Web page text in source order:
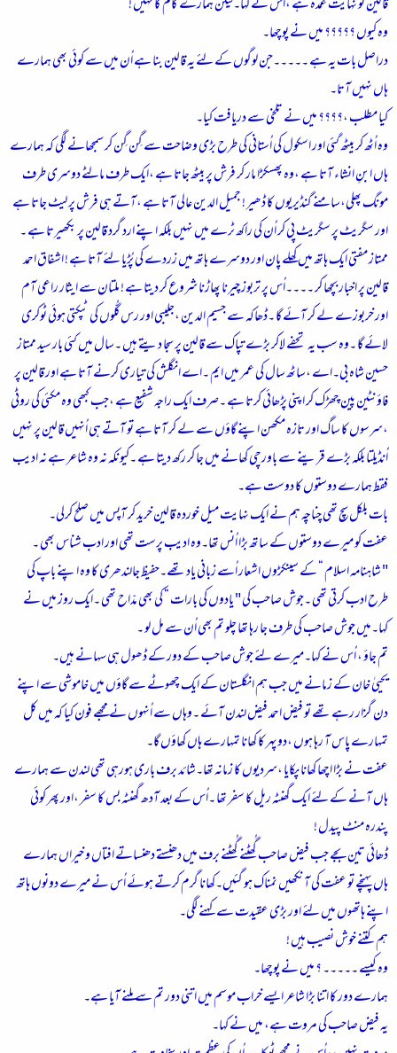
قالین تو نہایت عمدہ ہے ،اُس نے کہا۔لیکن ہمارے کام کا نہیں !
وہ کیوں ؟؟؟؟؟ میں نے پوچھا۔
دراصل بات یہ ہے ۔۔۔۔۔جن لوگوں کے لئے یہ قالین بنا ہے اُن میں سے کوئی بھی ہمارے
ہاں نہیں آتا۔
کیا مطلب ،؟؟؟؟ میں نے تلخی سے دریافت کیا۔
وہ اُٹھ کر بیٹھ گئی اور اسکول کی اُستانی کی طرح بڑی وضاحت سے گِن گِن کر سمجھانے لگی کہ ہمارے
ہاں ابنِ انشاء آتا ہے ،وہ پھسکڑا مار کر فرش پر بیٹھ جاتا ہے ،ایک طرف مالٹے دوسری طرف
مونگ پھلی،سامنے گنڈیریوں کا ڈھیر ! جمیل الدین عالی آتا ہے ،آتے ہی فرش پر لیٹ جاتا ہے
اور سگریٹ پر سگریٹ پی کر اُن کی راکھ ٹرے میں نہیں بلکہ اپنے ارد گرد قالین پر بکھیرتا ہے ۔
ممتاز مفتی ایک ہاتھ میں کھلے پان اور دوسرے ہاتھ میں زردے کی پُڑیا لئے آتا ہے ! اشفاق احمد
قالین پر اخبار بچھا کر ۔۔۔۔اُس پر تربوز چیرنا پھاڑنا شروع کر دیتا ہے ! ملتان سے ایثار راعی آم
اور خربوزے لے کر آئے گا ۔ڈھاکہ سے جسیم الدین ،جلیبی اور رس گُلّوں کی ٹپکتی ہوئی ٹوکری
لائے گا ۔وہ سب یہ تحفے لاکر بڑے تپاک سے قالین پر سجا دیتے ہیں ۔سال میں کئی بار سید ممتاز
حسین شاہ بی۔اے ،ساٹھ سال کی عمر میں ایم ۔اے انگلش کی تیاری کرنے آتا ہے اور قالین پر
فاؤنٹین پین چھڑک کر اپنی پڑھائی کرتا ہے ۔صرف ایک راجہ شفیع ہے ،جب کبھی وہ مکئی کی روٹی
،سرسوں کا ساگ اور تازہ مکھن اپنے گاؤں سے لے کر آتا ہے تو آتے ہی اُنہیں قالین پر نہیں
اُنڈیلتا بلکہ بڑے قرینے سے باورچی کھانے میں جا کر رکھ دیتا ہے ۔کیونکہ نہ وہ شاعر ہے نہ ادیب
فقط ہمارے دوستوں کا دوست ہے۔
بات بلکل سچ تھی چناچہ ہم نے ایک نہایت میل خوردہ قالین خرید کر آپس میں صلح کرلی۔
عفت کو میرے دوستوں کے ساتھ بڑا اُنس تھا۔وہ ادیب پرست تھی اور ادب شناس بھی ۔
" شاہنامہ اسلام “ کے سینکڑوں اشعار اُسے زبانی یاد تھے۔حفیظ جالندھری کا وہ اپنے باپ کی
طرح ادب کرتی تھی ۔جوش صاحب کی " یادوں کی بارات “ کی بھی مدّاح تھی ۔ایک روز میں نے
کہا۔میں جوش صاحب کی طرف جا رہا تھا چلو تم بھی اُن سے مل لو ۔
تم جاؤ ، اُس نے کہا۔میرے لئے جوش صاحب کے دور کے ڈھول ہی سہانے ہیں۔
یحییٰ خان کے زمانے میں جب ہم انگلستان کے ایک چھوٹے سے گاؤں میں خاموشی سے اپنے
دن گزار رہے تھے تو فیض احمد فیض لندن آئے ۔وہاں سے اُنہوں نے مجھے فون کیا کہ میں کل
تمہارے پاس آ رہا ہوں ،دوپہر کا کھانا تمہارے ہاں کھاؤں گا۔
عفت نے بڑا اچھا کھانا پکایا ،سردیوں کا زمانہ تھا۔شائد برف باری ہورہی تھی لندن سے ہمارے
ہاں آنے کے لئے ایک گھنٹہ ریل کا سفر تھا ۔اُس کے بعد آدھ گھنٹہ بس کا سفر ،اور پھر کوئی
پندرہ منٹ پیدل !
ڈھائی تین بجے جب فیض صاحب گُھٹنے گُھٹنے برف میں دھنستے دھنساتے افتاں و خیراں ہمارے
ہاں پہنچے تو عفت کی آنکھیں نمناک ہو گئیں۔کھانا گرم کرتے ہوئے اُس نے میرے دونوں ہاتھ
اپنے ہاتھوں میں لئے اور بڑی عقیدت سے کہنے لگی۔
ہم کتنے خوش نصیب ہیں !
وہ کیسے ۔۔۔۔۔ ؟ میں نے پوچھا۔
ہمارے دور کا اتنا بڑا شاعر ایسے خراب موسم میں اتنی دور تم سے ملنے آیا ہے۔
یہ فیض صاحب کی مروت ہے، میں نے کہا۔